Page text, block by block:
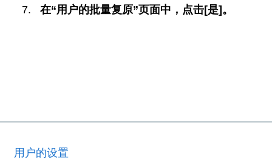
在“用户的批量复原”页面中，点击[是]。
用户的设置